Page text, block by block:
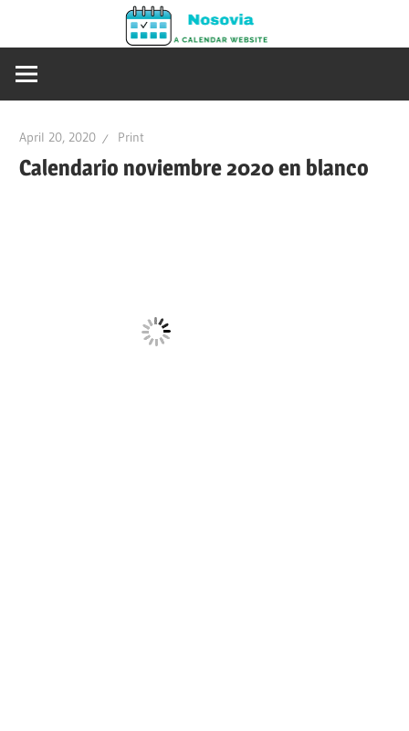
content
2020
2021
April 20, 2020 Print
Calendario noviembre 2020 en blanco